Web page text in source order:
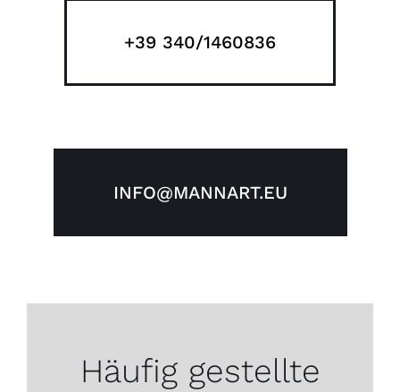
+39 340/1460836
INFO@MANNART.EU
Häufig gestellte